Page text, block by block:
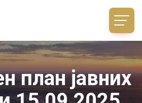
план јавних